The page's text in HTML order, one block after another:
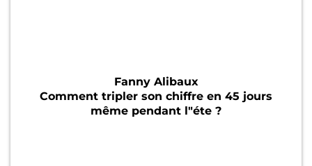
Fanny Alibaux
Comment tripler son chiffre en 45 jours
même pendant l"éte ?